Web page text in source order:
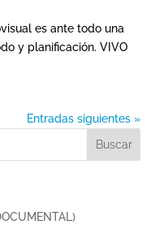
es ante todo una
y planificación. VIVO
Entradas siguientes »